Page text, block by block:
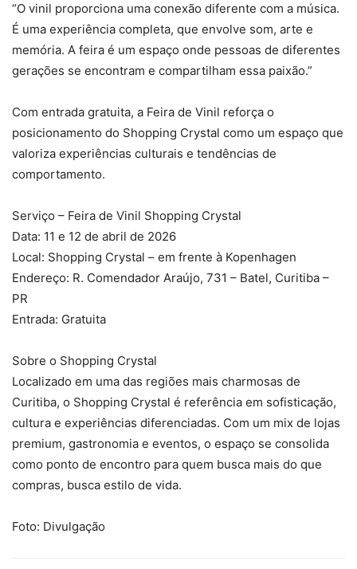
“O vinil proporciona uma conexão diferente com a música.
É uma experiência completa, que envolve som, arte e
memória. A feira é um espaço onde pessoas de diferentes
gerações se encontram e compartilham essa paixão.”
Com entrada gratuita, a Feira de Vinil reforça o
posicionamento do Shopping Crystal como um espaço que
valoriza experiências culturais e tendências de
comportamento.
Serviço – Feira de Vinil Shopping Crystal
Data: 11 e 12 de abril de 2026
Local: Shopping Crystal – em frente à Kopenhagen
Endereço: R. Comendador Araújo, 731 – Batel, Curitiba –
PR
Entrada: Gratuita
Sobre o Shopping Crystal
Localizado em uma das regiões mais charmosas de
Curitiba, o Shopping Crystal é referência em sofisticação,
cultura e experiências diferenciadas. Com um mix de lojas
premium, gastronomia e eventos, o espaço se consolida
como ponto de encontro para quem busca mais do que
compras, busca estilo de vida.
Foto: Divulgação